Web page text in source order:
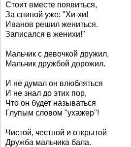
Стоит вместе появиться,
За спиной уже: "Хи-хи!
Иванов решил жениться.
Записался в женихи!"
Мальчик с девочкой дружил,
Мальчик дружбой дорожил.
И не думал он влюбляться
И не знал до этих пор,
Что он будет называться
Глупым словом "ухажер"!
Чистой, честной и открытой
Дружба мальчика бала.